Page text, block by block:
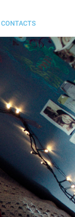
CONTACTS